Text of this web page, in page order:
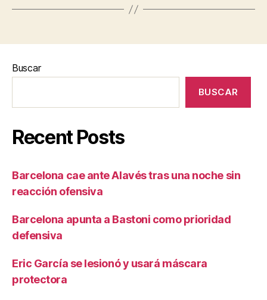
Buscar
BUSCAR
Recent Posts
Barcelona cae ante Alavés tras una noche sin
reacción ofensiva
Barcelona apunta a Bastoni como prioridad
defensiva
Eric García se lesionó y usará máscara
protectora